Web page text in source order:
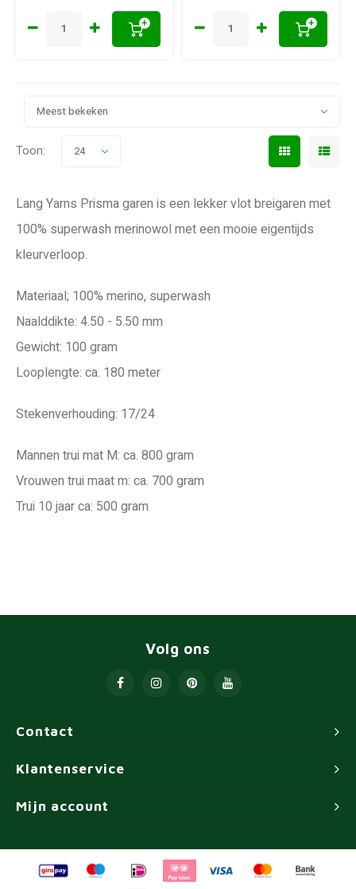
+ +
Meest bekeken
Toon: 24
Lang Yarns Prisma garen is een lekker vlot breigaren met
100% superwash merinowol met een mooie eigentijds
kleurverloop.
Materiaal; 100% merino, superwash
Naalddikte: 4.50 - 5.50 mm
Gewicht: 100 gram
Looplengte: ca. 180 meter
Stekenverhouding: 17/24
Mannen trui mat M: ca. 800 gram
Vrouwen trui maat m: ca. 700 gram
Trui 10 jaar ca: 500 gram
Contact
Volg ons
Klantenservice
Mijn account